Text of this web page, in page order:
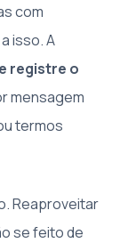
com
isso. A
registre o
mensagem
termos
Reaproveitar
se feito de